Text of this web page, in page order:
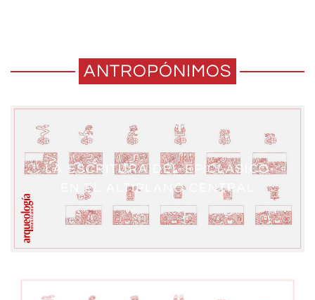
ANTROPÓNIMOS
LA ESCRITURA DEL EPICLÁSICO
EN EL ALTIPLANO CENTRAL